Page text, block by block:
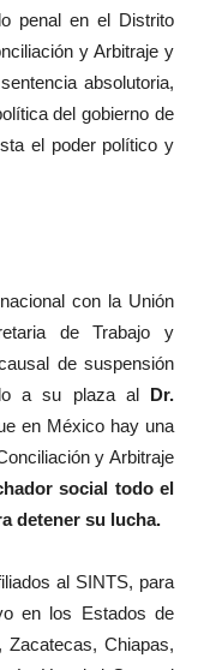
penal en el Distrito
y Arbitraje y
absolutoria,
del gobierno de
el poder político y
con la Unión
de Trabajo y
de suspensión
a su plaza al Dr.
en México hay una
y Arbitraje
social todo el
detener su lucha.
al SINTS, para
en los Estados de
Zacatecas, Chiapas,